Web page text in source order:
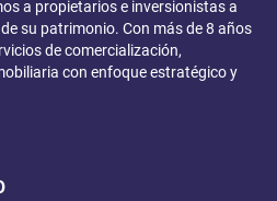
a propietarios e inversionistas a
su patrimonio. Con más de 8 años
de comercialización,
con enfoque estratégico y